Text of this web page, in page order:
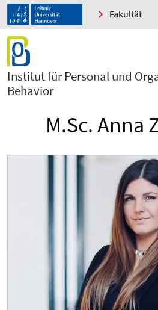
Fakultät
Institut für Personal und
Behavior
M.Sc. Anna